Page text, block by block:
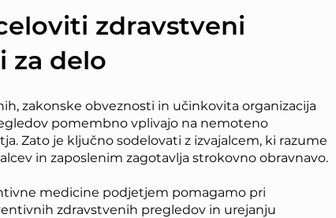
zdravstveni
za delo
zakonske obveznosti in učinkovita organizacija
pomembno vplivajo na nemoteno
Zato je ključno sodelovati z izvajalcem, ki razume
in zaposlenim zagotavlja strokovno obravnavo.
medicine podjetjem pomagamo pri
zdravstvenih pregledov in urejanju